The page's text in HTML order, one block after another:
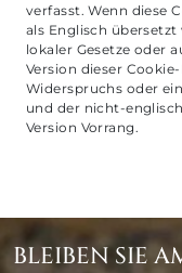
verfasst. Wenn diese
als Englisch
lokaler Gesetze oder
Version dieser
Widerspruchs oder
und der nicht-
Version Vorrang.
BLEIBEN SIE